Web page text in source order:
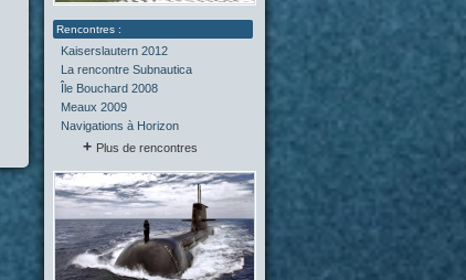
Kaiserslautern 2012
La rencontre Subnautica
Île Bouchard 2008
Meaux 2009
Navigations à Horizon
Plus de rencontres